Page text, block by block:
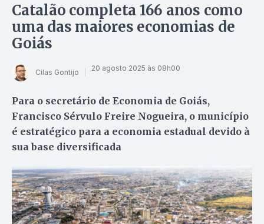
Catalão completa 166 anos como
uma das maiores economias de
Goiás
Cilas Gontijo 20 agosto 2025 às 08h00
Para o secretário de Economia de Goiás,
Francisco Sérvulo Freire Nogueira, o município
é estratégico para a economia estadual devido à
sua base diversificada